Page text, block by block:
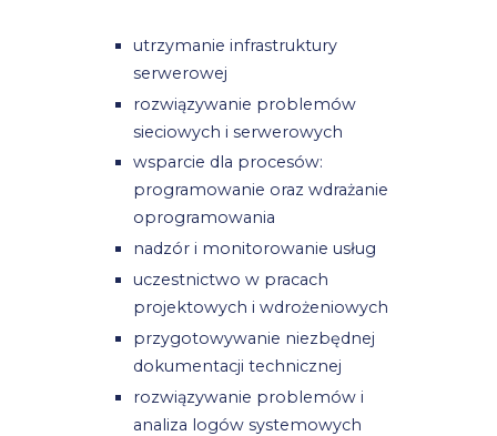
utrzymanie infrastruktury
serwerowej
rozwiązywanie problemów
sieciowych i serwerowych
wsparcie dla procesów:
programowanie oraz wdrażanie
oprogramowania
nadzór i monitorowanie usług
uczestnictwo w pracach
projektowych i wdrożeniowych
przygotowywanie niezbędnej
dokumentacji technicznej
rozwiązywanie problemów i
analiza logów systemowych